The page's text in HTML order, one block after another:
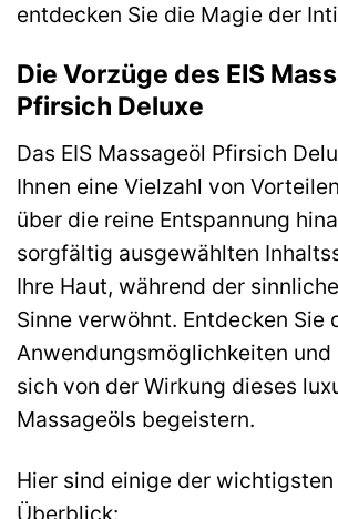
entdecken Sie die Magie der
Die Vorzüge des EIS
Pfirsich Deluxe
Das EIS Massageöl Pfirsich
Ihnen eine Vielzahl von
über die reine Entspannung
sorgfältig ausgewählten
Ihre Haut, während der
Sinne verwöhnt. Entdecken Sie
Anwendungsmöglichkeiten und
sich von der Wirkung dieses
Massageöls begeistern.
Hier sind einige der
Überblick: